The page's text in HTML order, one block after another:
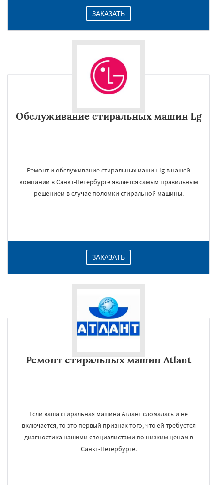
ЗАКАЗАТЬ
Обслуживание стиральных машин Lg
Ремонт и обслуживание стиральных машин lg в нашей
компании в Санкт-Петербурге является самым правильным
решением в случае поломки стиральной машины.
ЗАКАЗАТЬ
Ремонт стиральных машин Atlant
Если ваша стиральная машина Атлант сломалась и не
включается, то это первый признак того, что ей требуется
диагностика нашими специалистами по низким ценам в
Санкт-Петербурге.